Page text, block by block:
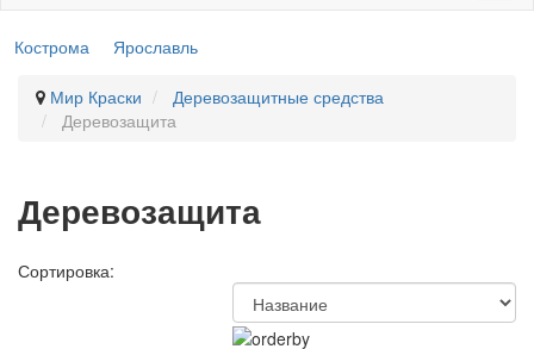
Кострома Ярославль
Мир Краски
Деревозащитные средства
Деревозащита
Деревозащита
Сортировка: